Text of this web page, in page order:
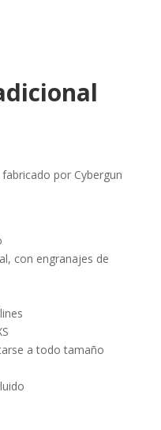
por Cybergun
con engranajes de
a todo tamaño